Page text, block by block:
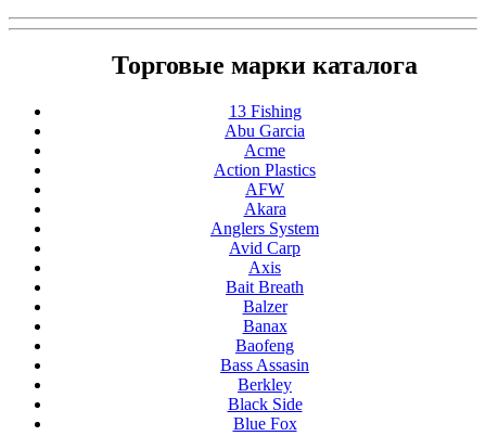
Торговые марки каталога
13 Fishing
Abu Garcia
Acme
Action Plastics
AFW
Akara
Anglers System
Avid Carp
Axis
Bait Breath
Balzer
Banax
Baofeng
Bass Assasin
Berkley
Black Side
Blue Fox